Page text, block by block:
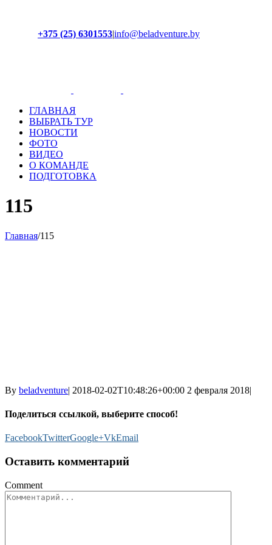
+375 (25) 6301553|info@beladventure.by
ГЛАВНАЯ
ВЫБРАТЬ ТУР
НОВОСТИ
ФОТО
ВИДЕО
О КОМАНДЕ
ПОДГОТОВКА
115
Главная/115
By beladventure| 2018-02-02T10:48:26+00:00 2 февраля 2018|
Поделиться ссылкой, выберите способ!
FacebookTwitterGoogle+VkEmail
Оставить комментарий
Comment